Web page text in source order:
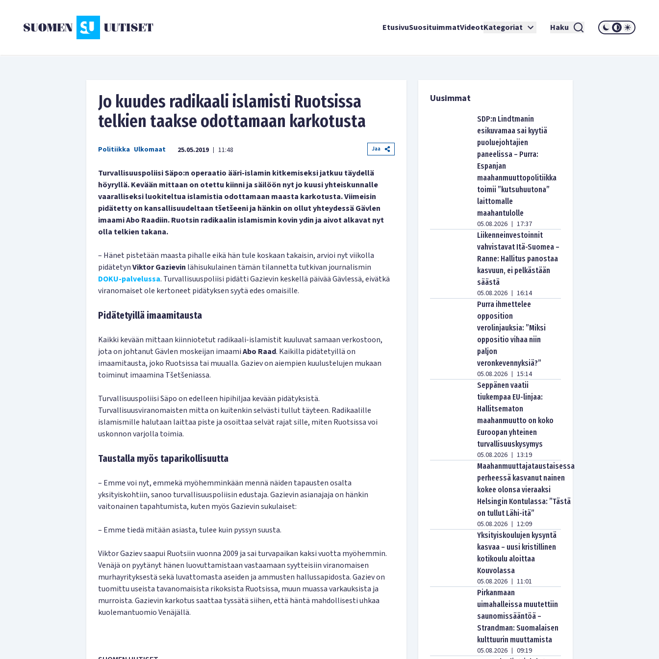
EtusivuSuosituimmatVideotKategoriat Haku
Jo kuudes radikaali islamisti Ruotsissa
telkien taakse odottamaan karkotusta
Politiikka Ulkomaat 25.05.2019 | 11:48 Jaa
Turvallisuuspoliisi Säpo:n operaatio ääri-islamin kitkemiseksi jatkuu täydellä
höyryllä. Kevään mittaan on otettu kiinni ja säilöön nyt jo kuusi yhteiskunnalle
vaaralliseksi luokiteltua islamistia odottamaan maasta karkotusta. Viimeisin
pidätetty on kansallisuudeltaan tšetšeeni ja hänkin on ollut yhteydessä Gävlen
imaami Abo Raadiin. Ruotsin radikaalin islamismin kovin ydin ja aivot alkavat nyt
olla telkien takana.
– Hänet pistetään maasta pihalle eikä hän tule koskaan takaisin, arvioi nyt viikolla
pidätetynViktor Gazievin lähisukulainen tämän tilannetta tutkivan journalismin
DOKU-palvelussa. Turvallisuuspoliisi pidätti Gazievin keskellä päivää Gävlessä, eivätkä
viranomaiset ole kertoneet pidätyksen syytä edes omaisille.
Pidätetyillä imaamitausta
Kaikki kevään mittaan kiinniotetut radikaali-islamistit kuuluvat samaan verkostoon,
jota on johtanut Gävlen moskeijan imaamiAbo Raad. Kaikilla pidätetyillä on
imaamitausta, joko Ruotsissa tai muualla. Gaziev on aiempien kuulustelujen mukaan
toiminut imaamina Tšetšeniassa.
Turvallisuuspoliisi Säpo on edelleen hipihiljaa kevään pidätyksistä.
Turvallisuusviranomaisten mitta on kuitenkin selvästi tullut täyteen. Radikaalille
islamismille halutaan laittaa piste ja osoittaa selvät rajat sille, miten Ruotsissa voi
uskonnon varjolla toimia.
Taustalla myös taparikollisuutta
– Emme voi nyt, emmekä myöhemminkään mennä näiden tapausten osalta
yksityiskohtiin, sanoo turvallisuuspoliisin edustaja. Gazievin asianajaja on hänkin
vaitonainen tapahtumista, kuten myös Gazievin sukulaiset:
– Emme tiedä mitään asiasta, tulee kuin pyssyn suusta.
Viktor Gaziev saapui Ruotsiin vuonna 2009 ja sai turvapaikan kaksi vuotta myöhemmin.
Venäjä on pyytänyt hänen luovuttamistaan vastaamaan syytteisiin viranomaisen
murhayrityksestä sekä luvattomasta aseiden ja ammusten hallussapidosta. Gaziev on
tuomittu useista tavanomaisista rikoksista Ruotsissa, muun muassa varkauksista ja
murroista. Gazievin karkotus saattaa tyssätä siihen, että häntä mahdollisesti uhkaa
kuolemantuomio Venäjällä.
Uusimmat
SDP:n Lindtmanin
esikuvamaa sai kyytiä
puoluejohtajien
paneelissa – Purra:
Espanjan
maahanmuuttopolitiikka
toimii ”kutsuhuutona”
laittomalle
maahantulolle
05.08.2026 | 17:37
Liikenneinvestoinnit
vahvistavat Itä-Suomea –
Ranne: Hallitus panostaa
kasvuun, ei pelkästään
säästä
05.08.2026 | 16:14
Purra ihmettelee
opposition
verolinjauksia: ”Miksi
oppositio vihaa niin
paljon
veronkevennyksiä?”
05.08.2026 | 15:14
Seppänen vaatii
tiukempaa EU-linjaa:
Hallitsematon
maahanmuutto on koko
Euroopan yhteinen
turvallisuuskysymys
05.08.2026 | 13:19
Maahanmuuttajataustaisessa
perheessä kasvanut nainen
kokee olonsa vieraaksi
Helsingin Kontulassa: ”Tästä
on tullut Lähi-itä”
05.08.2026 | 12:09
Yksityiskoulujen kysyntä
kasvaa – uusi kristillinen
kotikoulu aloittaa
Kouvolassa
05.08.2026 | 11:01
Pirkanmaan
uimahalleissa muutettiin
saunomissääntöä –
Strandman: Suomalaisen
kulttuurin muuttamista
05.08.2026 | 09:19